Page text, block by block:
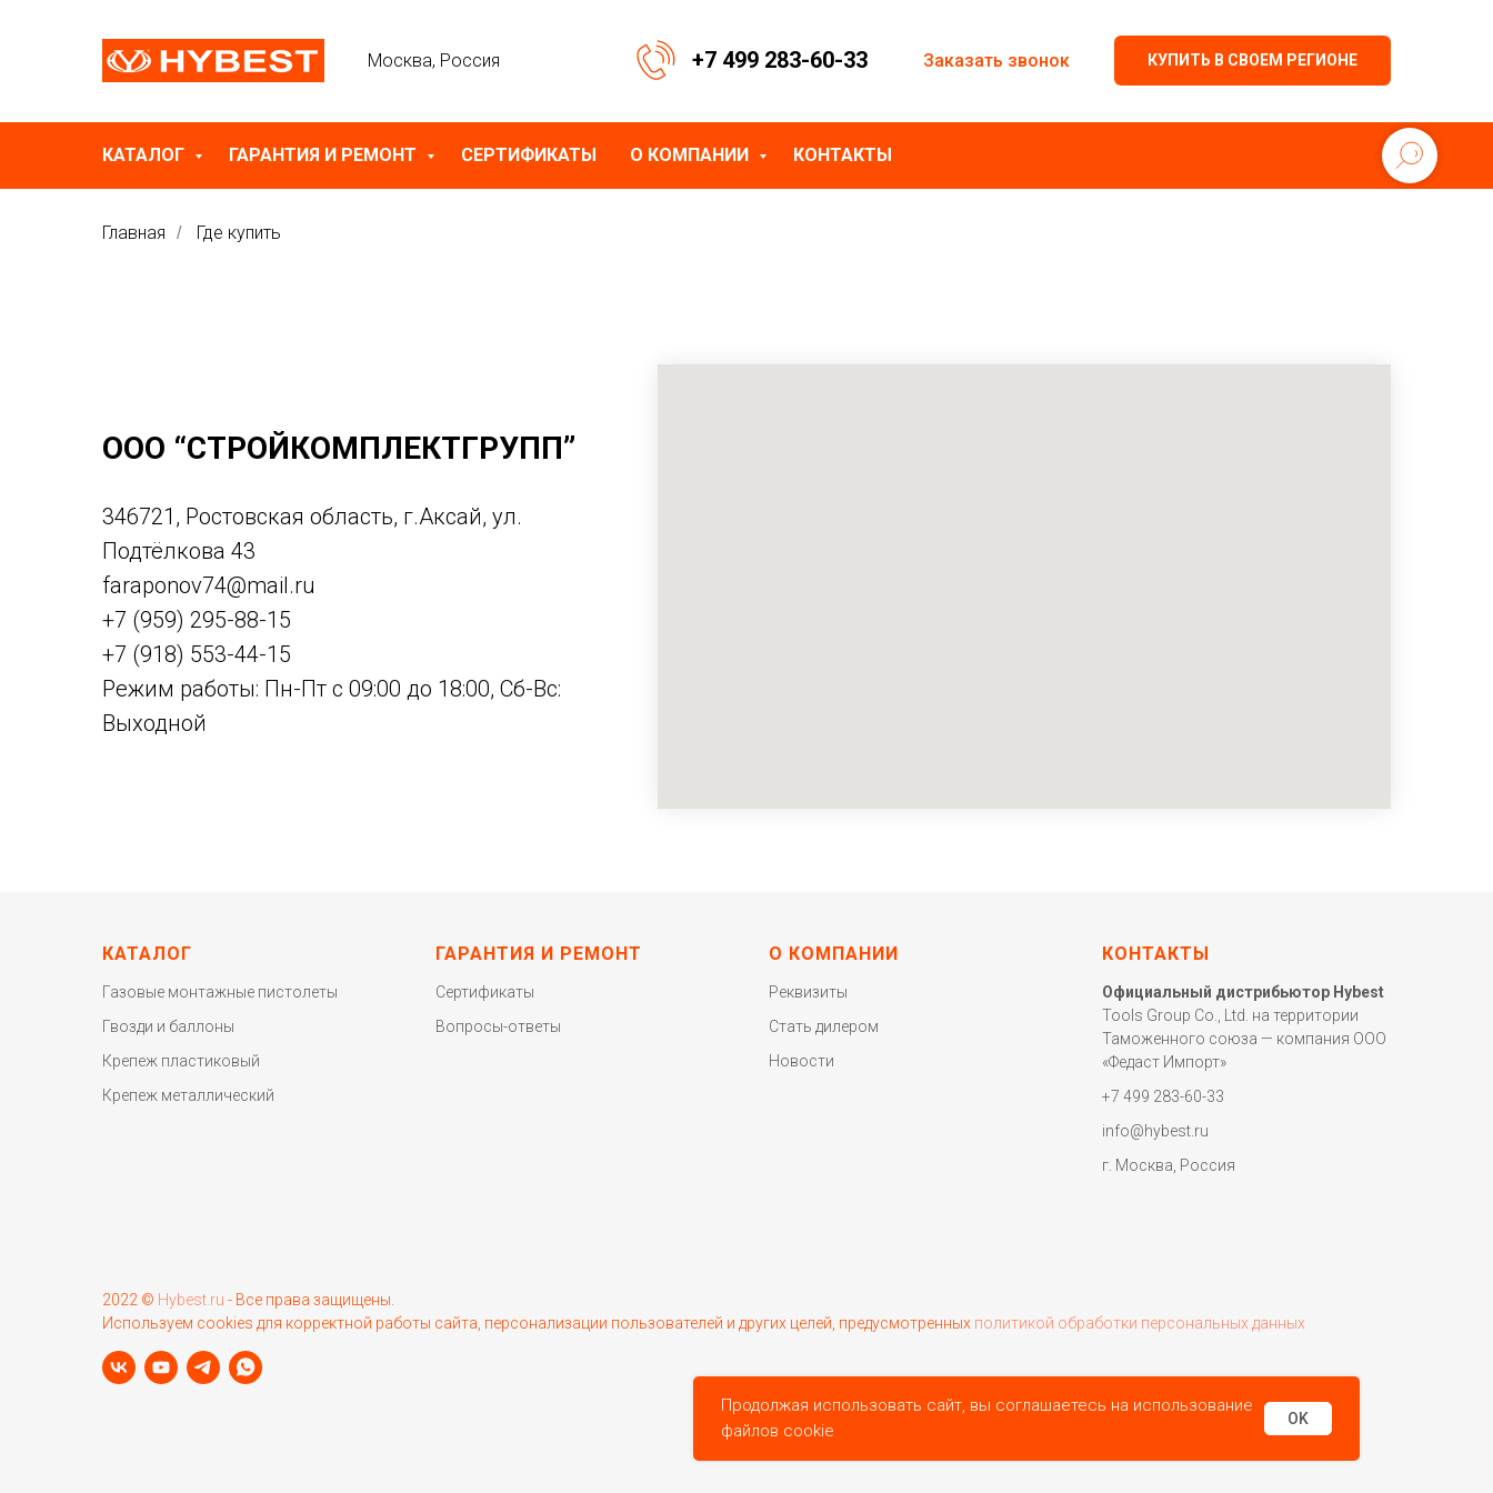
Москва, Россия +7 499 283-60-33 Заказать звонок КУПИТЬ В СВОЕМ РЕГИОНЕ
КАТАЛОГ ГАРАНТИЯ И РЕМОНТ СЕРТИФИКАТЫ О КОМПАНИИ КОНТАКТЫ
Главная / Где купить
ООО “СТРОЙКОМПЛЕКТГРУПП”
346721, Ростовская область, г.Аксай, ул.
Подтёлкова 43
faraponov74@mail.ru
+7 (959) 295-88-15
+7 (918) 553-44-15
Режим работы: Пн-Пт c 09:00 до 18:00, Сб-Вс:
Выходной
КАТАЛОГ
Газовые монтажные пистолеты
Гвозди и баллоны
Крепеж пластиковый
Крепеж металлический
ГАРАНТИЯ И РЕМОНТ
Сертификаты
Вопросы-ответы
О КОМПАНИИ
Реквизиты
Стать дилером
Новости
КОНТАКТЫ
Официальный дистрибьютор Hybest
Tools Group Co., Ltd. на территории
Таможенного союза — компания ООО
«Федаст Импорт»
+7 499 283-60-33
info@hybest.ru
г. Москва, Россия
Продолжая использовать сайт, вы соглашаетесь на использование
файлов cookie
OK
2022 © Hybest.ru - Все права защищены.
Используем cookies для корректной работы сайта, персонализации пользователей и других целей, предусмотренных политикой обработки персональных данных